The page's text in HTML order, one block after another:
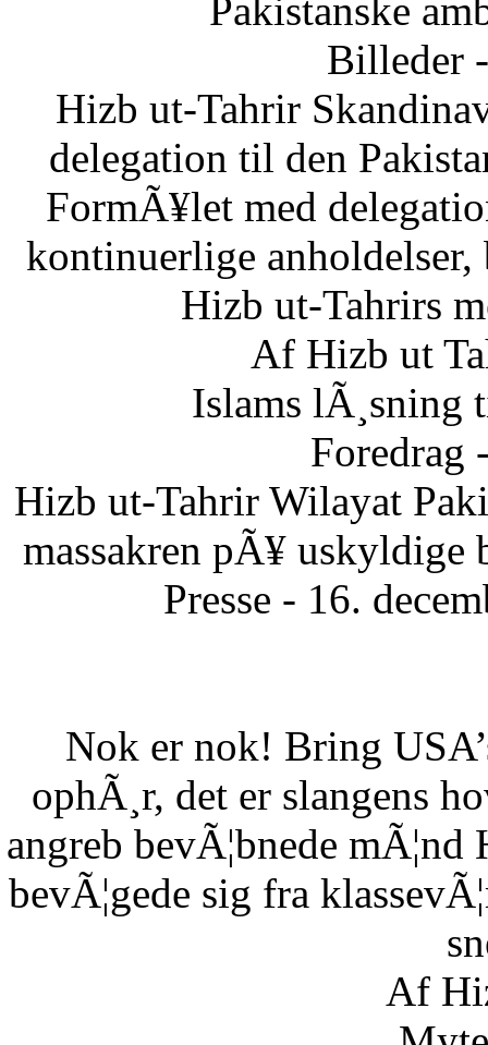
Pakistanske
Billeder
Hizb ut-Tahrir
delegation til den
FormÃ¥let med
kontinuerlige
Hizb ut-Tahrirs
Af Hizb ut
Islams lÃ¸sning
Foredrag
Hizb ut-Tahrir Wilayat
massakren pÃ¥ uskyldige
Presse - 16.
Nok er nok! Bring
ophÃ¸r, det er slangens
angreb bevÃ¦bnede
bevÃ¦gede sig fra
Af